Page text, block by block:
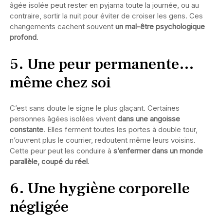
âgée isolée peut rester en pyjama toute la journée, ou au
contraire, sortir la nuit pour éviter de croiser les gens. Ces
changements cachent souvent un mal-être psychologique
profond.
5. Une peur permanente…
même chez soi
C’est sans doute le signe le plus glaçant. Certaines
personnes âgées isolées vivent dans une angoisse
constante. Elles ferment toutes les portes à double tour,
n’ouvrent plus le courrier, redoutent même leurs voisins.
Cette peur peut les conduire à s’enfermer dans un monde
parallèle, coupé du réel.
6. Une hygiène corporelle
négligée